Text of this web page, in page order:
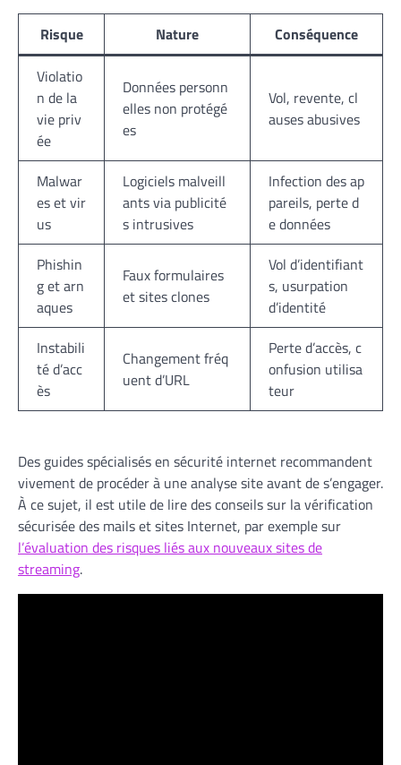
Risque Nature
Conséquence
Violatio
n de la
vie priv
ée
Données personn
elles non protégé
es
Vol, revente, cl
auses abusives
Malwar
es et vir
us
Logiciels malveill
ants via publicité
s intrusives
Infection des ap
pareils, perte d
e données
Phishin
g et arn
aques
Faux formulaires
et sites clones
Vol d’identifiant
s, usurpation
d’identité
Instabili
té d’acc
ès
Changement fréq
uent d’URL
Perte d’accès, c
onfusion utilisa
teur
Des guides spécialisés en sécurité internet recommandent
vivement de procéder à une analyse site avant de s’engager.
À ce sujet, il est utile de lire des conseils sur la vérification
sécurisée des mails et sites Internet, par exemple sur
l’évaluation des risques liés aux nouveaux sites de
streaming.